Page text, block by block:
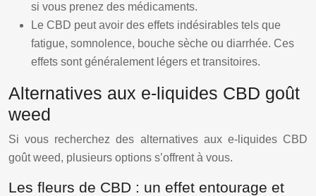
si vous prenez des médicaments.
Le CBD peut avoir des effets indésirables tels que
fatigue, somnolence, bouche sèche ou diarrhée. Ces
effets sont généralement légers et transitoires.
Alternatives aux e-liquides CBD goût
weed
Si vous recherchez des alternatives aux e-liquides CBD
goût weed, plusieurs options s’offrent à vous.
Les fleurs de CBD : un effet entourage et